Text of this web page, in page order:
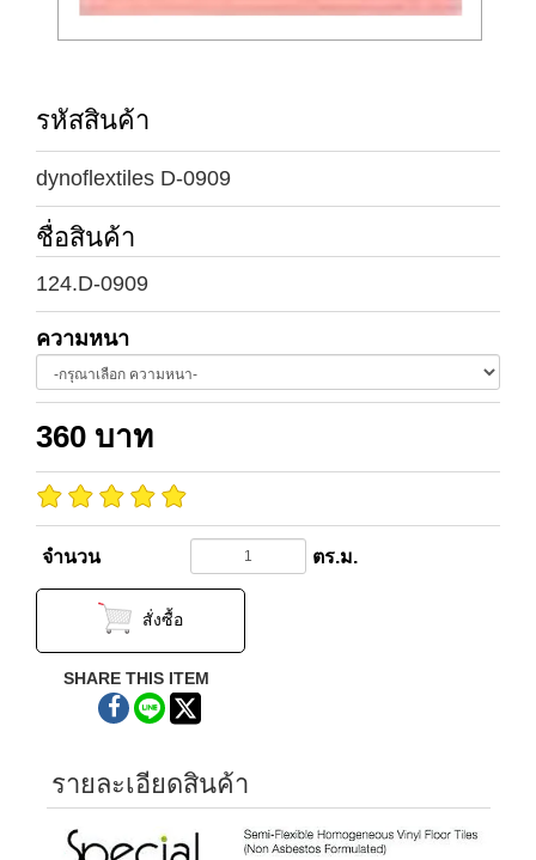
รหัสสินค้า
dynoflextiles D-0909
ชื่อสินค้า
124.D-0909
ความหนา
360 บาท
จำนวน ตร.ม.
สั่งซื้อ
SHARE THIS ITEM
รายละเอียดสินค้า